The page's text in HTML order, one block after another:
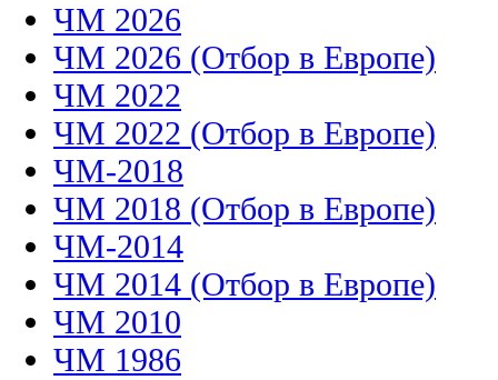
ЧМ 2026
ЧМ 2026 (Отбор в Европе)
ЧМ 2022
ЧМ 2022 (Отбор в Европе)
ЧМ-2018
ЧМ 2018 (Отбор в Европе)
ЧМ-2014
ЧМ 2014 (Отбор в Европе)
ЧМ 2010
ЧМ 1986